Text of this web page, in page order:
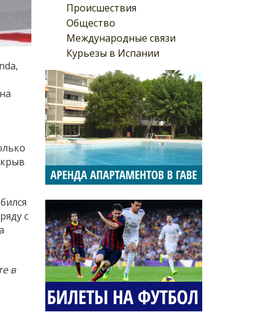
Происшествия
Общество
Международные связи
Курьезы в Испании
с
в